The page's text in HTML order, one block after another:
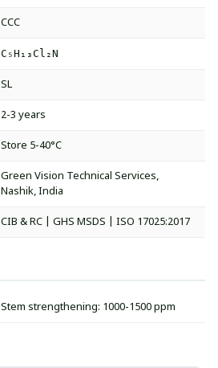
CCC
C₅H₁₃Cl₂N
SL
2-3 years
Store 5-40°C
Green Vision Technical Services,
Nashik, India
CIB & RC | GHS MSDS | ISO 17025:2017
Stem strengthening: 1000-1500 ppm